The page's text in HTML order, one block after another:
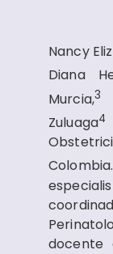
Nancy
Diana
Murcia,3
Zuluaga4
docente